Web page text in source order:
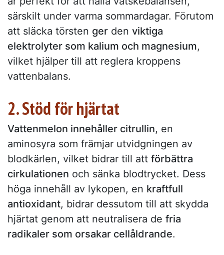
särskilt under varma sommardagar. Förutom
att släcka törsten ger den viktiga
elektrolyter som kalium och magnesium,
vilket hjälper till att reglera kroppens
vattenbalans.
2. Stöd för hjärtat
Vattenmelon innehåller citrullin, en
aminosyra som främjar utvidgningen av
blodkärlen, vilket bidrar till att förbättra
cirkulationen och sänka blodtrycket. Dess
höga innehåll av lykopen, en kraftfull
antioxidant, bidrar dessutom till att skydda
hjärtat genom att neutralisera de fria
radikaler som orsakar cellåldrande.